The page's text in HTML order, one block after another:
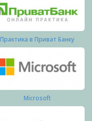
Практика в Приват Банку
Microsoft